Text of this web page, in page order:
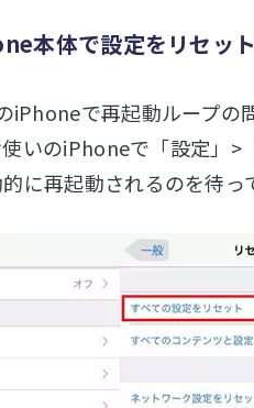
本体で設定をリセッ
iPhoneで再起動ループの
いのiPhoneで「設定」>
に再起動されるのを待っ